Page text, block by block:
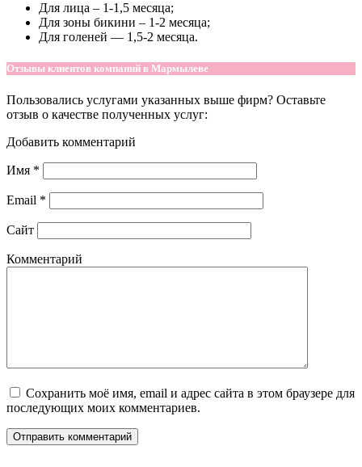
Для лица – 1-1,5 месяца;
Для зоны бикини – 1-2 месяца;
Для голеней — 1,5-2 месяца.
Отзывы клиентов компаний в Мармылеве
Пользовались услугами указанных выше фирм? Оставьте
отзыв о качестве полученных услуг:
Добавить комментарий
Имя *
Email *
Сайт
Комментарий
Сохранить моё имя, email и адрес сайта в этом браузере для
последующих моих комментариев.